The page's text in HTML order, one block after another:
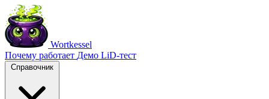
Wortkessel
Почему работает Демо LiD-тест
Справочник